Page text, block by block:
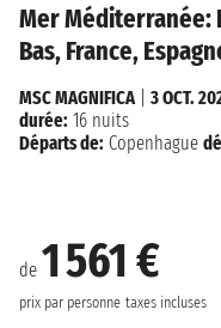
Mer Méditerranée:
Bas, France,
de 1 561 €
prix par personne taxes incluses
MSC MAGNIFICA
3 OCT.
durée: 16 nuits
Départs de: Copenhague